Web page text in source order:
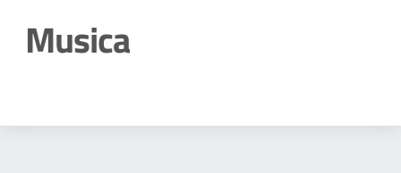
Musica